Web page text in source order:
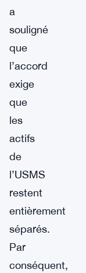
a
souligné
que
l’accord
exige
que
les
actifs
de
l’USMS
restent
entièrement
séparés.
Par
conséquent,